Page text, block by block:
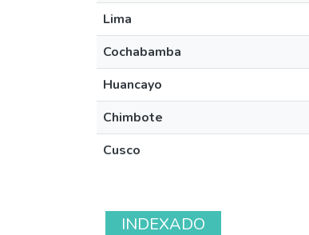
Lima
Cochabamba
Huancayo
Chimbote
Cusco
INDEXADO